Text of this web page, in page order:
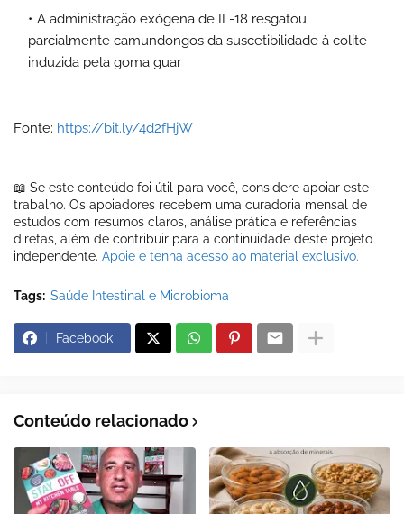
A administração exógena de IL-18 resgatou
parcialmente camundongos da suscetibilidade à colite
induzida pela goma guar
Fonte: https://bit.ly/4d2fHjW
📖 Se este conteúdo foi útil para você, considere apoiar este
trabalho. Os apoiadores recebem uma curadoria mensal de
estudos com resumos claros, análise prática e referências
diretas, além de contribuir para a continuidade deste projeto
independente. Apoie e tenha acesso ao material exclusivo.
Tags: Saúde Intestinal e Microbioma
Facebook
Conteúdo relacionado